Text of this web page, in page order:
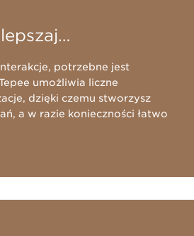
potrzebne jest
umożliwia liczne
dzięki czemu stworzysz
a w razie konieczności łatwo